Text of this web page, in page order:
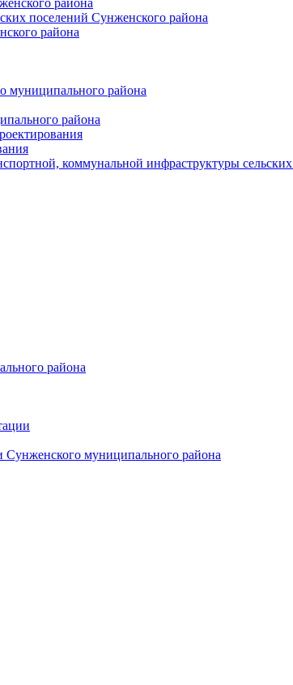
района
поселений Сунженского района
района
муниципального района
района
коммунальной инфраструктуры
района
муниципального района